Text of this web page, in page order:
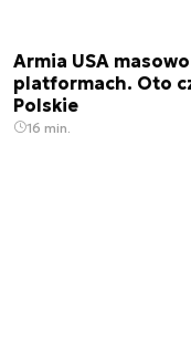
Armia USA
platformach. Oto
Polskie
16 min.